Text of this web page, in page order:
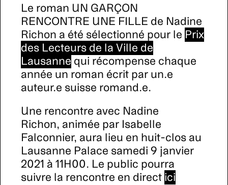
Le roman UN GARÇON
RENCONTRE UNE FILLE de Nadine
Richon a été sélectionné pour le Prix
des Lecteurs de la Ville de
Lausanne qui récompense chaque
année un roman écrit par un.e
auteur.e suisse romand.e.
Une rencontre avec Nadine
Richon, animée par Isabelle
Falconnier, aura lieu en huit-clos au
Lausanne Palace samedi 9 janvier
2021 à 11H00. Le public pourra
suivre la rencontre en direct ici